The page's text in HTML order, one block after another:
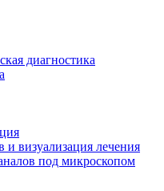
диагностика
визуализация лечения
под микроскопом